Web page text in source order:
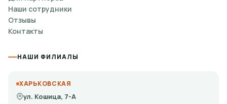
Наши сотрудники
Отзывы
Контакты
НАШИ ФИЛИАЛЫ
ХАРЬКОВСКАЯ
ул. Кошица, 7-А